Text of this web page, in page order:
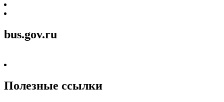
bus.gov.ru
Полезные ссылки